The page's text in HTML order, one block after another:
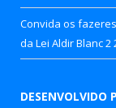
Convida os
da Lei Aldir Blanc 2
DESENVOLVIDO